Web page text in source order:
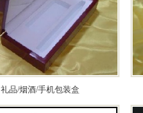
礼品/烟酒/手机包装盒